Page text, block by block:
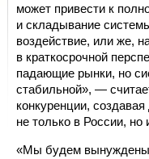
может привести к
и складывание
воздействие, или же,
в краткосрочной
падающие рынки, но
стабильной», —
конкуренции,
не только в России, но
«Мы будем вынуждены